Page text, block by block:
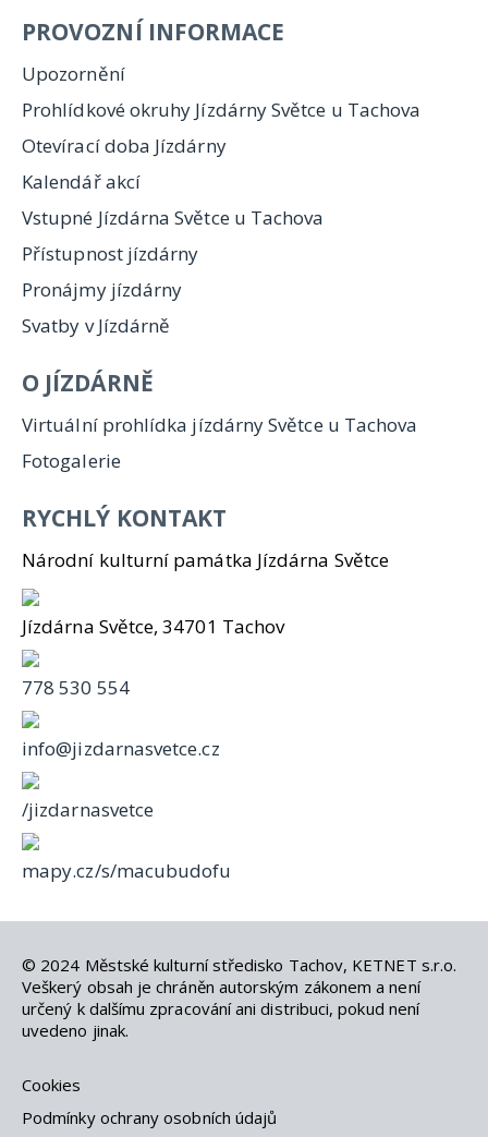
PROVOZNÍ INFORMACE
Upozornění
Prohlídkové okruhy Jízdárny Světce u Tachova
Otevírací doba Jízdárny
Kalendář akcí
Vstupné Jízdárna Světce u Tachova
Přístupnost jízdárny
Pronájmy jízdárny
Svatby v Jízdárně
O JÍZDÁRNĚ
Virtuální prohlídka jízdárny Světce u Tachova
Fotogalerie
RYCHLÝ KONTAKT
Národní kulturní památka Jízdárna Světce
Jízdárna Světce, 34701 Tachov
778 530 554
info@jizdarnasvetce.cz
/jizdarnasvetce
mapy.cz/s/macubudofu
© 2024 Městské kulturní středisko Tachov, KETNET s.r.o.
Veškerý obsah je chráněn autorským zákonem a není
určený k dalšímu zpracování ani distribuci, pokud není
uvedeno jinak.
Cookies
Podmínky ochrany osobních údajů